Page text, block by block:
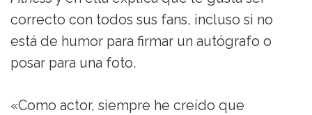
correcto con todos sus fans, incluso si no
está de humor para firmar un autógrafo o
posar para una foto.
«Como actor, siempre he creído que